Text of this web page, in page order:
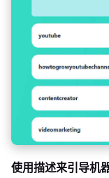
使用描述来引导机